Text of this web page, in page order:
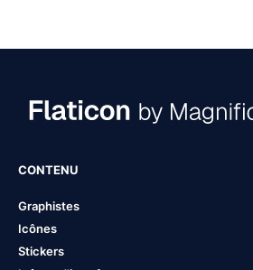
CONTENU
Graphistes
Icônes
Stickers